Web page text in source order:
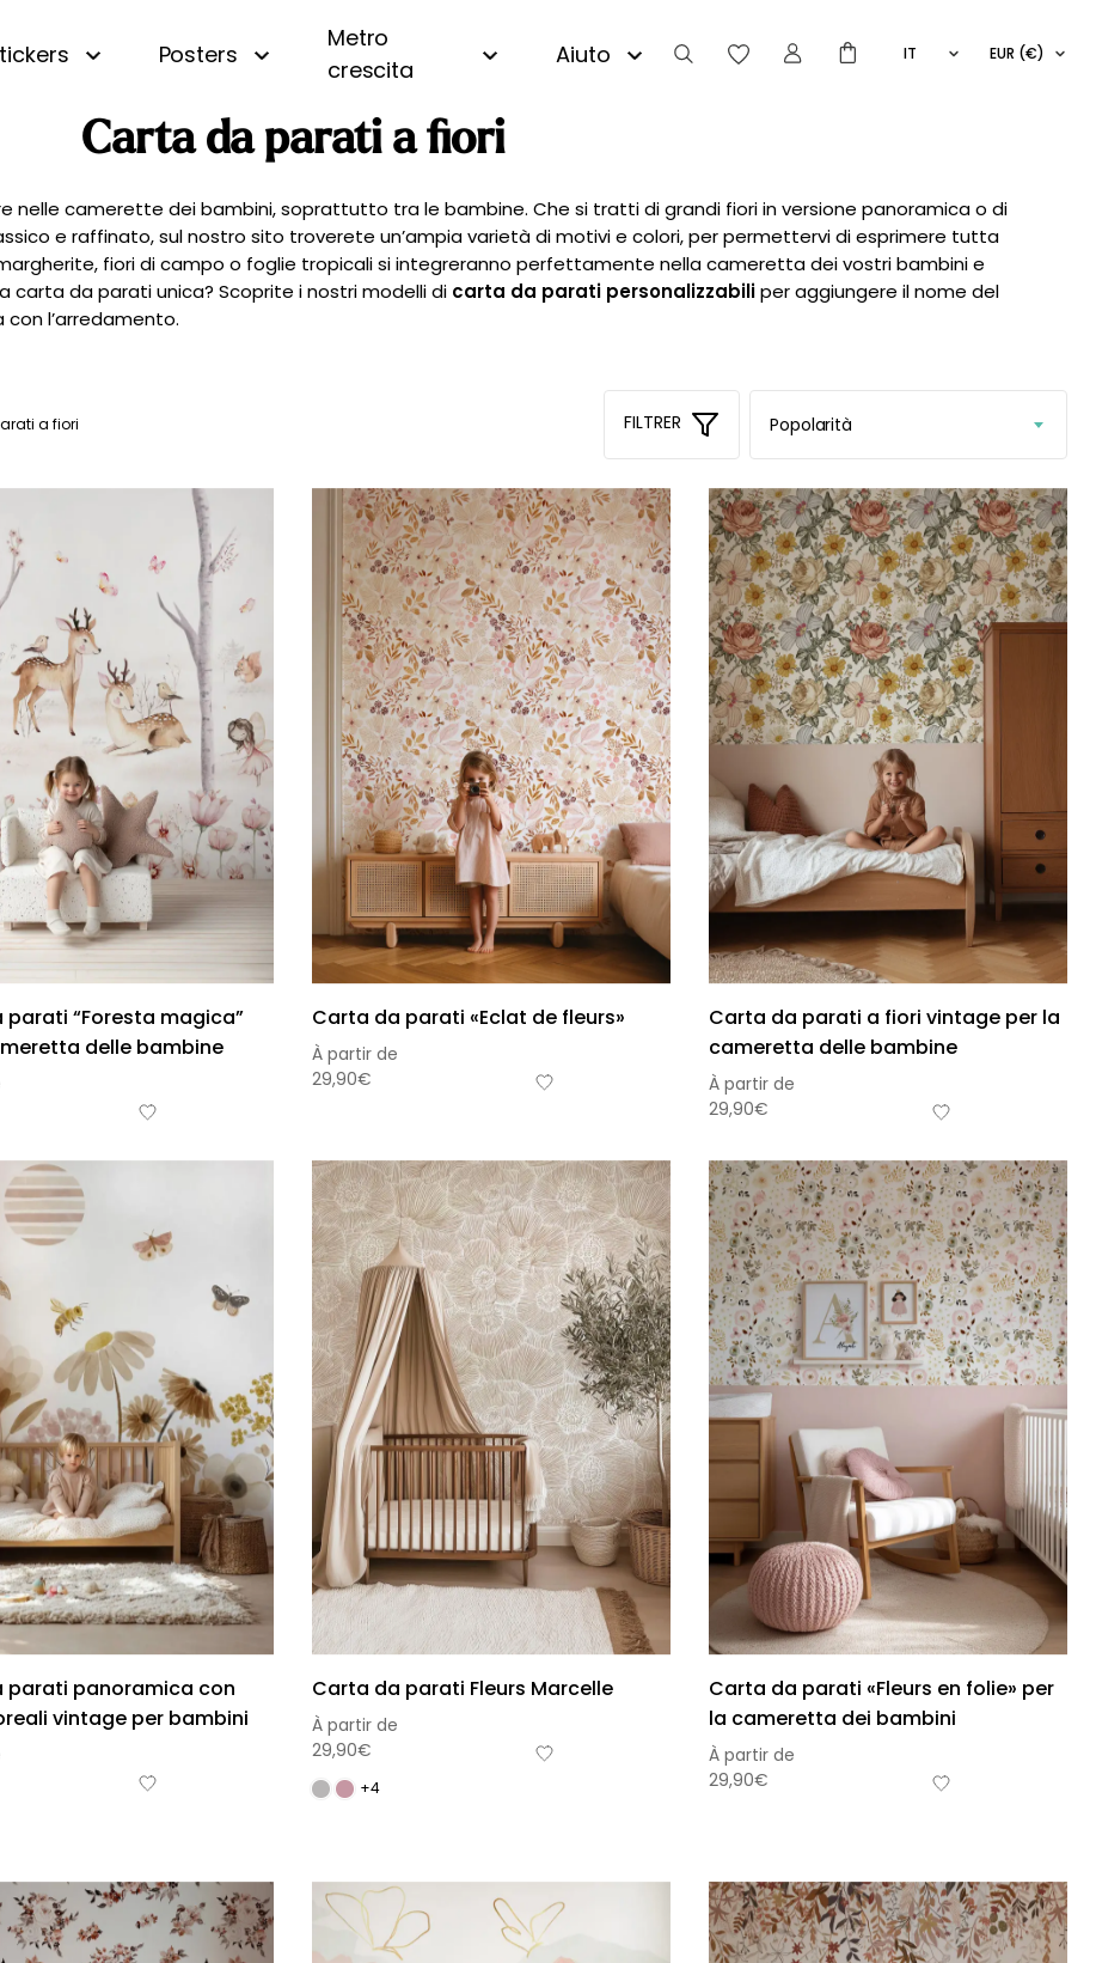
e oceano
Panoramica
A righe
A quadri e vichy
Di tendenza
Personalizzata con nome
Beige
Blu
Gialla
Rosa
Posters
Metro
crescita
Aiuto
IT
EUR (€)
Carta da parati a fiori
nelle camerette dei bambini, soprattutto tra le bambine. Che si tratti di grandi fiori in versione panoramica o di
e raffinato, sul nostro sito troverete un’ampia varietà di motivi e colori, per permettervi di esprimere tutta
fiori di campo o foglie tropicali si integreranno perfettamente nella cameretta dei vostri bambini e
carta da parati unica? Scoprite i nostri modelli di carta da parati personalizzabiliper aggiungere il nome del
l’arredamento.
a fiori FILTRER
parati “Foresta magica”
delle bambine
Carta da parati «Eclat de fleurs»
À partir de
29,90€
Carta da parati a fiori vintage per la
cameretta delle bambine
À partir de
29,90€
parati panoramica con
vintage per bambini
Carta da parati Fleurs Marcelle
À partir de
29,90€
+4
Carta da parati «Fleurs en folie» per
la cameretta dei bambini
À partir de
29,90€